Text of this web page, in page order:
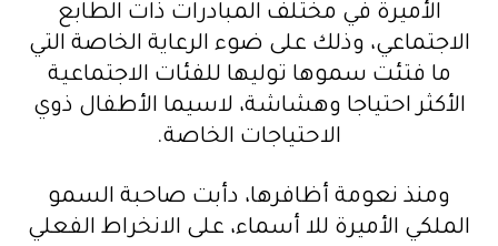
الأميرة في مختلف المبادرات ذات الطابع
الاجتماعي، وذلك على ضوء الرعاية الخاصة التي
ما فتئت سموها توليها للفئات الاجتماعية
الأكثر احتياجا وهشاشة، لاسيما الأطفال ذوي
الاحتياجات الخاصة.
ومنذ نعومة أظافرها، دأبت صاحبة السمو
الملكي الأميرة للا أسماء، على الانخراط الفعلي